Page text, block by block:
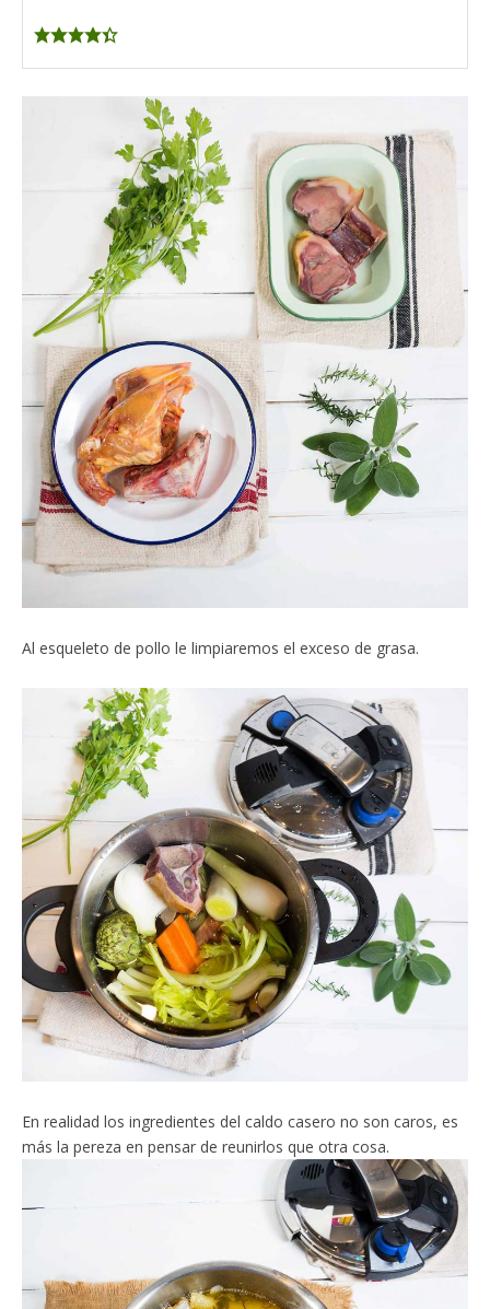
Al esqueleto de pollo le limpiaremos el exceso de grasa.
En realidad los ingredientes del caldo casero no son caros, es
más la pereza en pensar de reunirlos que otra cosa.